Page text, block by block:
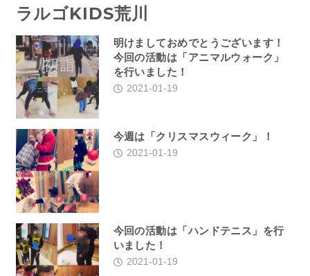
ラルゴKIDS荒川
明けましておめでとうございます！
今回の活動は「アニマルウォーク」
を行いました！
2021-01-19
今週は「クリスマスウィーク」！
2021-01-19
今回の活動は「ハンドテニス」を行
いました！
2021-01-19